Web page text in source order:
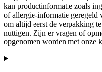
kan productinformatie zoals
of allergie-informatie geregeld
om altijd eerst de verpakking
nuttigen. Zijn er vragen of
opgenomen worden met onze